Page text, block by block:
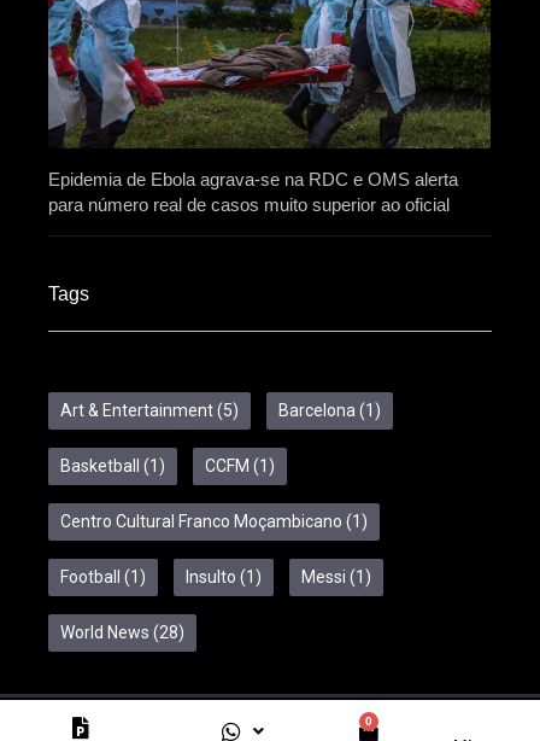
0
Epidemia de Ebola agrava-se na RDC e OMS alerta
para número real de casos muito superior ao oficial
Tags
Art & Entertainment(5) Barcelona (1)
Basketball (1) CCFM (1)
Centro Cultural Franco Moçambicano (1)
Football (1) Insulto (1) Messi (1)
World News (28)
Copyright © 2024 Feelcom. All Rights Reserved.